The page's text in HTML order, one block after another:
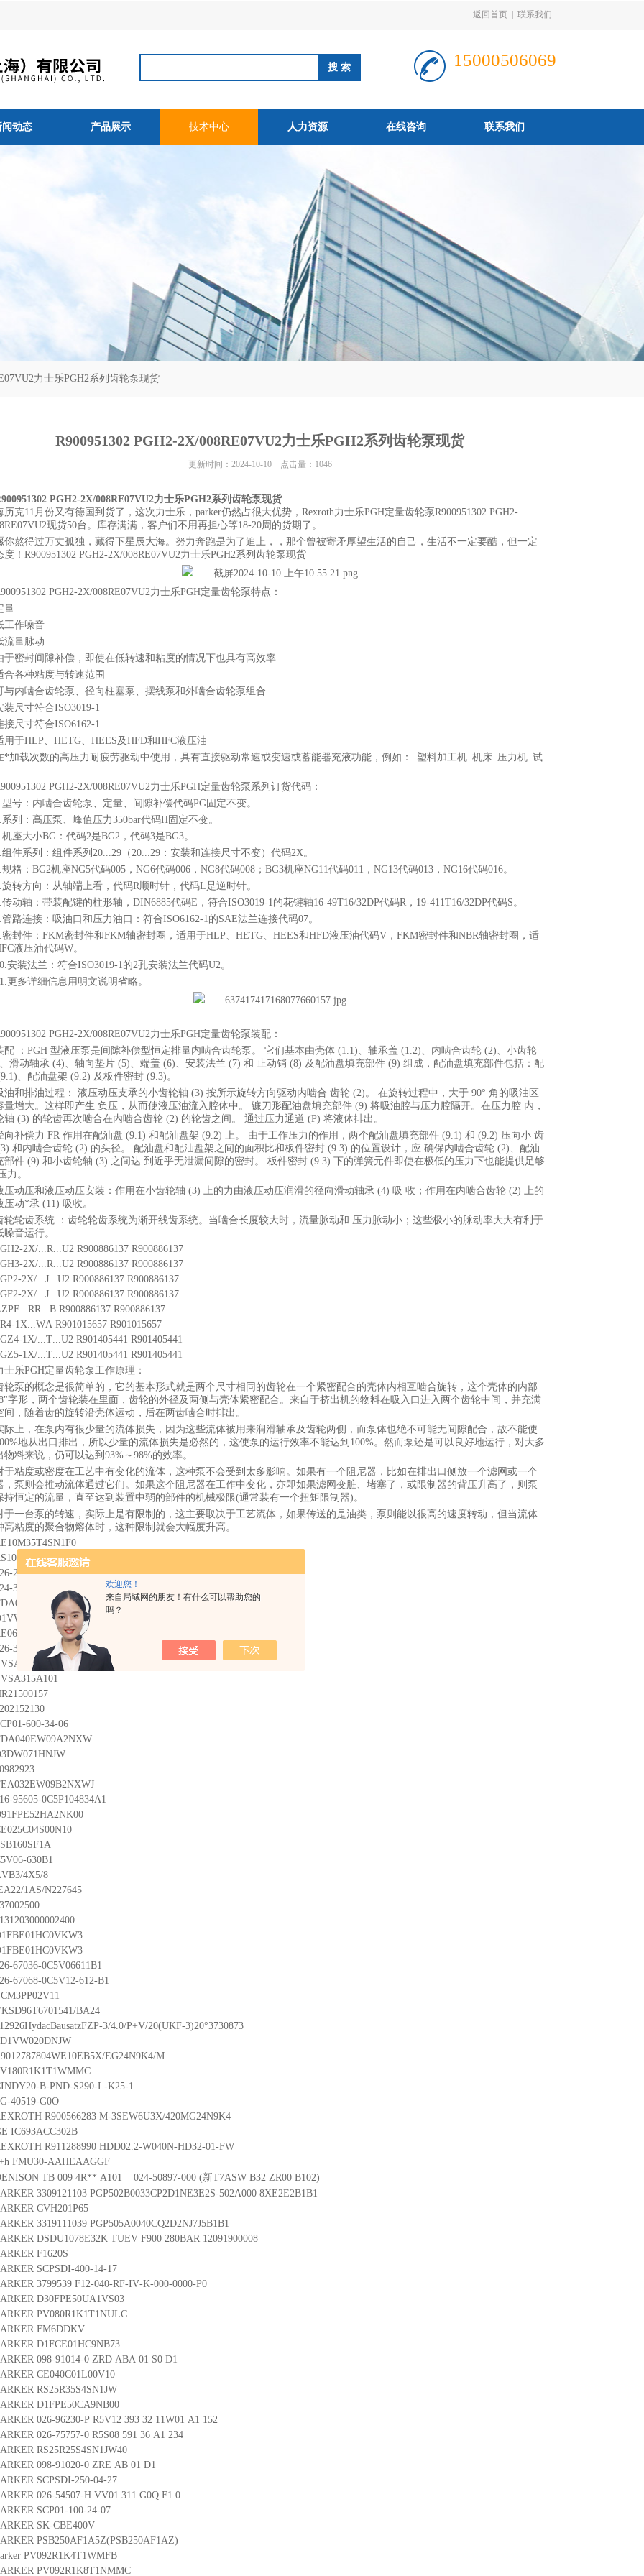
欢迎您！
来自局域网的朋友！有什么可以帮助您的
吗？
返回首页 联系我们
15000506069
闻动态 产品展示 技术中心 人力资源 在线咨询 联系我们
力士乐PGH2系列齿轮泵现货
R900951302 PGH2-2X/008RE07VU2力士乐PGH2系列齿轮泵现货
更新时间：2024-10-10 点击量： 1046
PGH2-2X/008RE07VU2力士乐PGH2系列齿轮泵现货
历克11月份又有德国到货了，这次力士乐，parker仍然占很大优势，Rexroth力士乐PGH定量齿轮泵R900951302 PGH2-
现货50台。库存满满，客户们不用再担心等18-20周的货期了。
你熬得过万丈孤独，藏得下星辰大海。努力奔跑是为了追上，，那个曾被寄矛厚望生活的自己，生活不一定要酷，但一定
！ R900951302 PGH2-2X/008RE07VU2力士乐PGH2系列齿轮泵现货
PGH2-2X/008RE07VU2力士乐PGH定量齿轮泵特点：
量
工作噪音
流量脉动
于密封间隙补偿，即使在低转速和粘度的情况下也具有高效率
合各种粘度与转速范围
与内啮合齿轮泵、径向柱塞泵、摆线泵和外啮合齿轮泵组合
装尺寸符合ISO3019-1
接尺寸符合ISO6162-1
用于HLP、HETG、HEES及HFD和HFC液压油
*加载次数的高压力耐疲劳驱动中使用，具有直接驱动常速或变速或蓄能器充液功能，例如：–塑料加工机–机床–压力机–试
PGH2-2X/008RE07VU2力士乐PGH定量齿轮泵系列订货代码：
型号：内啮合齿轮泵、定量、间隙补偿代码PG固定不变。
系列：高压泵、峰值压力350bar代码H固定不变。
机座大小BG：代码2是BG2，代码3是BG3。
组件系列：组件系列20...29（20...29：安装和连接尺寸不变）代码2X。
规格：BG2机座NG5代码005，NG6代码006，NG8代码008；BG3机座NG11代码011，NG13代码013，NG16代码016。
旋转方向：从轴端上看，代码R顺时针，代码L是逆时针。
传动轴：带装配键的柱形轴，DIN6885代码E，符合ISO3019-1的花键轴16-49T16/32DP代码R，19-411T16/32DP代码S。
管路连接：吸油口和压力油口：符合ISO6162-1的SAE法兰连接代码07。
密封件：FKM密封件和FKM轴密封圈，适用于HLP、HETG、HEES和HFD液压油代码V，FKM密封件和NBR轴密封圈，适
液压油代码W。
安装法兰：符合ISO3019-1的2孔安装法兰代码U2。
更多详细信息用明文说明省略。
PGH2-2X/008RE07VU2力士乐PGH定量齿轮泵装配：
配 ：PGH 型液压泵是间隙补偿型恒定排量内啮合齿轮泵。 它们基本由壳体 (1.1)、轴承盖 (1.2)、内啮合齿轮 (2)、小齿轮
滑动轴承 (4)、轴向垫片 (5)、端盖 (6)、安装法兰 (7) 和 止动销 (8) 及配油盘填充部件 (9) 组成，配油盘填充部件包括：配
、配油盘架 (9.2) 及板件密封 (9.3)。
油和排油过程： 液压动压支承的小齿轮轴 (3) 按所示旋转方向驱动内啮合 齿轮 (2)。 在旋转过程中，大于 90° 角的吸油区
量增大。这样即产生 负压，从而使液压油流入腔体中。 镰刀形配油盘填充部件 (9) 将吸油腔与压力腔隔开。在压力腔 内，
轴 (3) 的轮齿再次啮合在内啮合齿轮 (2) 的轮齿之间。 通过压力通道 (P) 将液体排出。
向补偿力 FR 作用在配油盘 (9.1) 和配油盘架 (9.2) 上。 由于工作压力的作用，两个配油盘填充部件 (9.1) 和 (9.2) 压向小 齿
和内啮合齿轮 (2) 的头径。 配油盘和配油盘架之间的面积比和板件密封 (9.3) 的位置设计，应 确保内啮合齿轮 (2)、配油
部件 (9) 和小齿轮轴 (3) 之间达 到近乎无泄漏间隙的密封。 板件密封 (9.3) 下的弹簧元件即使在极低的压力下也能提供足够
力。
压动压和液压动压安装：作用在小齿轮轴 (3) 上的力由液压动压润滑的径向滑动轴承 (4) 吸 收；作用在内啮合齿轮 (2) 上的
压动*承 (11) 吸收。
轮轮齿系统 ：齿轮轮齿系统为渐开线齿系统。当啮合长度较大时，流量脉动和 压力脉动小；这些极小的脉动率大大有利于
噪音运行。
2X/...R...U2 R900886137 R900886137
2X/...R...U2 R900886137 R900886137
2X/...J...U2 R900886137 R900886137
2X/...J...U2 R900886137 R900886137
R900886137 R900886137
1X...WA R901015657 R901015657
1X/...T...U2 R901405441 R901405441
1X/...T...U2 R901405441 R901405441
士乐PGH定量齿轮泵工作原理：
轮泵的概念是很简单的，它的基本形式就是两个尺寸相同的齿轮在一个紧密配合的壳体内相互啮合旋转，这个壳体的内部
字形，两个齿轮装在里面，齿轮的外径及两侧与壳体紧密配合。来自于挤出机的物料在吸入口进入两个齿轮中间，并充满
间，随着齿的旋转沿壳体运动，后在两齿啮合时排出。
际上，在泵内有很少量的流体损失，因为这些流体被用来润滑轴承及齿轮两侧，而泵体也绝不可能无间隙配合，故不能使
地从出口排出，所以少量的流体损失是必然的，这使泵的运行效率不能达到100%。然而泵还是可以良好地运行，对大多
物料来说，仍可以达到93%～98%的效率。
于粘度或密度在工艺中有变化的流体，这种泵不会受到太多影响。如果有一个阻尼器，比如在排出口侧放一个滤网或一个
，泵则会推动流体通过它们。如果这个阻尼器在工作中变化，亦即如果滤网变脏、堵塞了，或限制器的背压升高了，则泵
持恒定的流量，直至达到装置中弱的部件的机械极限(通常装有一个扭矩限制器)。
于一台泵的转速，实际上是有限制的，这主要取决于工艺流体，如果传送的是油类，泵则能以很高的速度转动，但当流体
高粘度的聚合物熔体时，这种限制就会大幅度升高。
20276-0
31260-0 TB 012 1R00 A101
36336-HR4V065353009G0QA1
600-34-06
95605-0C5P104834A1
630B1
4X5/8
1AS/N227645
67036-0C5V06611B1
67068-0C5V12-612-B1
BA24
3/4.0/P+V/20(UKF-3)20°3730873
EG24N9K4/M
B-PND-S290-L-K25-1
40519-G0O
R900566283 M-3SEW6U3X/420MG24N9K4
IC693ACC302B
R911288990 HDD02.2-W040N-HD32-01-FW
FMU30-AAHEAAGGF
TB 009 4R** A101 024-50897-000 (新T7ASW B32 ZR00 B102)
3309121103 PGP502B0033CP2D1NE3E2S-502A000 8XE2E2B1B1
CVH201P65
3319111039 PGP505A0040CQ2D2NJ7J5B1B1
DSDU1078E32K TUEV F900 280BAR 12091900008
F1620S
SCPSDI-400-14-17
3799539 F12-040-RF-IV-K-000-0000-P0
D30FPE50UA1VS03
PV080R1K1T1NULC
FM6DDKV
D1FCE01HC9NB73
098-91014-0 ZRD ABA 01 S0 D1
CE040C01L00V10
RS25R35S4SN1JW
D1FPE50CA9NB00
026-96230-P R5V12 393 32 11W01 A1 152
026-75757-0 R5S08 591 36 A1 234
RS25R25S4SN1JW40
098-91020-0 ZRE AB 01 D1
SCPSDI-250-04-27
026-54507-H VV01 311 G0Q F1 0
SCP01-100-24-07
SK-CBE400V
PSB250AF1A5Z(PSB250AF1AZ)
PV092R1K4T1WMFB
PV092R1K8T1NMMC